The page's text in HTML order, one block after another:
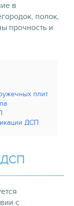
в
полок,
прочность и
плит
ДСП
ДСП
с